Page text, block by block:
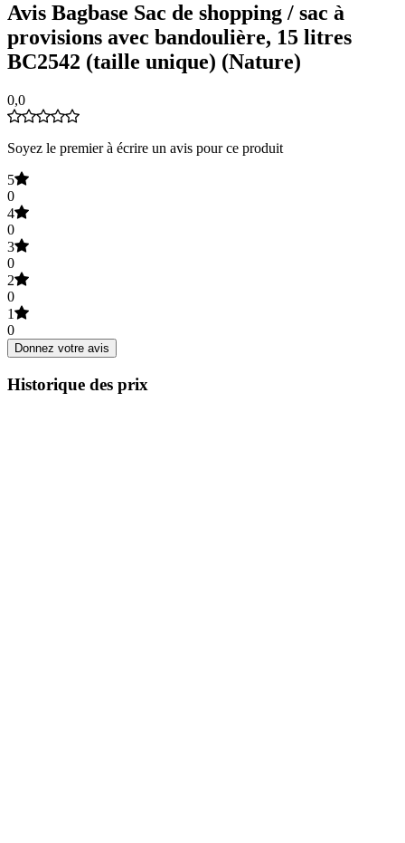
Avis Bagbase Sac de shopping / sac à
provisions avec bandoulière, 15 litres
BC2542 (taille unique) (Nature)
0,0
Soyez le premier à écrire un avis pour ce produit
5
0
4
0
3
0
2
0
1
0
Donnez votre avis
Historique des prix